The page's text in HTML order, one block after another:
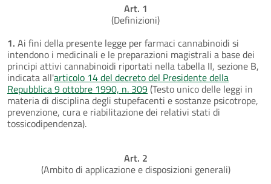
Art. 1
(Definizioni)
1. Ai fini della presente legge per farmaci cannabinoidi si
intendono i medicinali e le preparazioni magistrali a base dei
principi attivi cannabinoidi riportati nella tabella II, sezione B,
indicata all'articolo 14 del decreto del Presidente della
Repubblica 9 ottobre 1990, n. 309(Testo unico delle leggi in
materia di disciplina degli stupefacenti e sostanze psicotrope,
prevenzione, cura e riabilitazione dei relativi stati di
tossicodipendenza).
Art. 2
(Ambito di applicazione e disposizioni generali)